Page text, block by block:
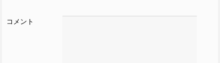
コメント